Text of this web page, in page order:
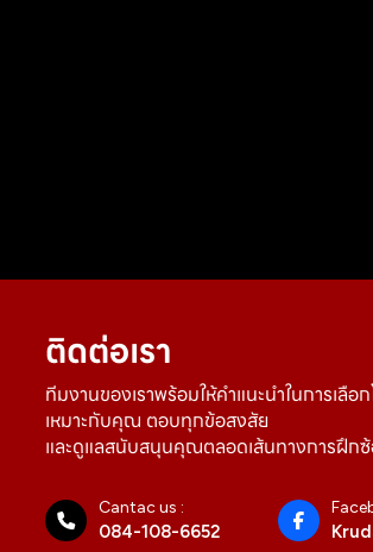
ติดต่อเรา
ทีมงานของเราพร้อมให้คำแนะนำในการเลือ
เหมาะกับคุณ ตอบทุกข้อสงสัย
และดูแลสนับสนุนคุณตลอดเส้นทางการฝึก
Cantac us :
084-108-6652